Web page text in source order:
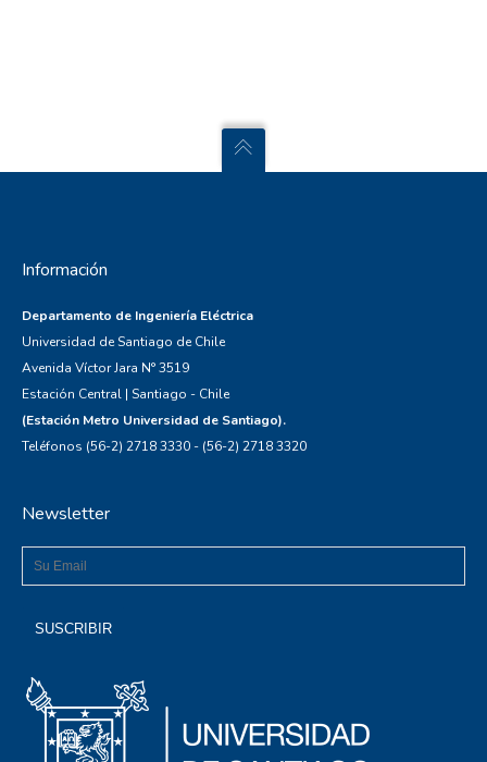
Información
Departamento de Ingeniería Eléctrica
Universidad de Santiago de Chile
Avenida Víctor Jara N° 3519
Estación Central | Santiago - Chile
(Estación Metro Universidad de Santiago).
Teléfonos (56-2) 2718 3330 - (56-2) 2718 3320
Newsletter